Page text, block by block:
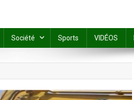
Société Sports VIDÉOS